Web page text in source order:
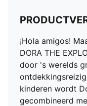
¡Hola amigos!
DORA THE
door 's werelds
kinderen wordt
gecombineerd